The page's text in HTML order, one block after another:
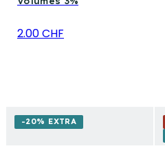
l'entretien quotidien.
2.00 CHF
-20% EXTRA